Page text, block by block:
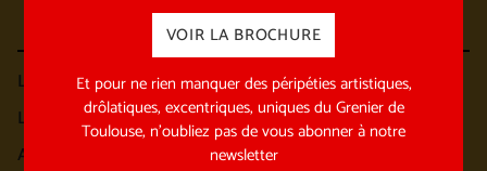
Les spectacles
Les spectacles en tournée
Archives des spectacles
VOIR LA BROCHURE
Et pour ne rien manquer des péripéties artistiques,
drôlatiques, excentriques, uniques du Grenier de
Toulouse, n’oubliez pas de vous abonner à notre
newsletter